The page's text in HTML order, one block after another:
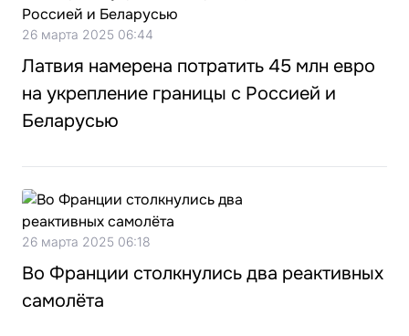
26 марта 2025 06:44
Латвия намерена потратить 45 млн евро
на укрепление границы с Россией и
Беларусью
26 марта 2025 06:18
Во Франции столкнулись два реактивных
самолёта